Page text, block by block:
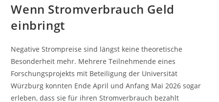
Wenn Stromverbrauch Geld
einbringt
Negative Strompreise sind längst keine theoretische
Besonderheit mehr. Mehrere Teilnehmende eines
Forschungsprojekts mit Beteiligung der Universität
Würzburg konnten Ende April und Anfang Mai 2026 sogar
erleben, dass sie für ihren Stromverbrauch bezahlt